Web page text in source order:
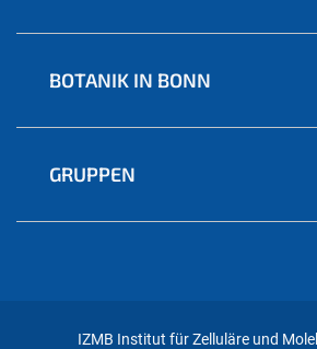
BOTANIK IN BONN
GRUPPEN
IZMB Institut für Zelluläre und